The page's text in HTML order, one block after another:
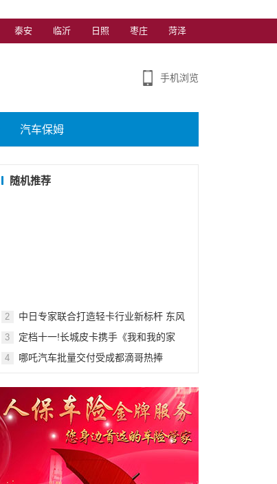
泰安 临沂 日照 枣庄 菏泽
手机浏览
汽车保姆
随机推荐
2
中日专家联合打造轻卡行业新标杆 东风
3
定档十一!长城皮卡携手《我和我的家
4 哪吒汽车批量交付受成都滴哥热捧